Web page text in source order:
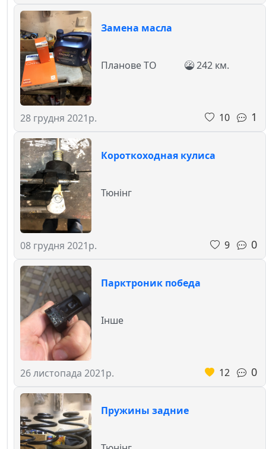
Замена масла
28 грудня 2021р.
Планове ТО 242 км.
10 1
Короткоходная кулиса
08 грудня 2021р.
Тюнінг
9 0
Парктроник победа
26 листопада 2021р.
Інше
12 0
Пружины задние